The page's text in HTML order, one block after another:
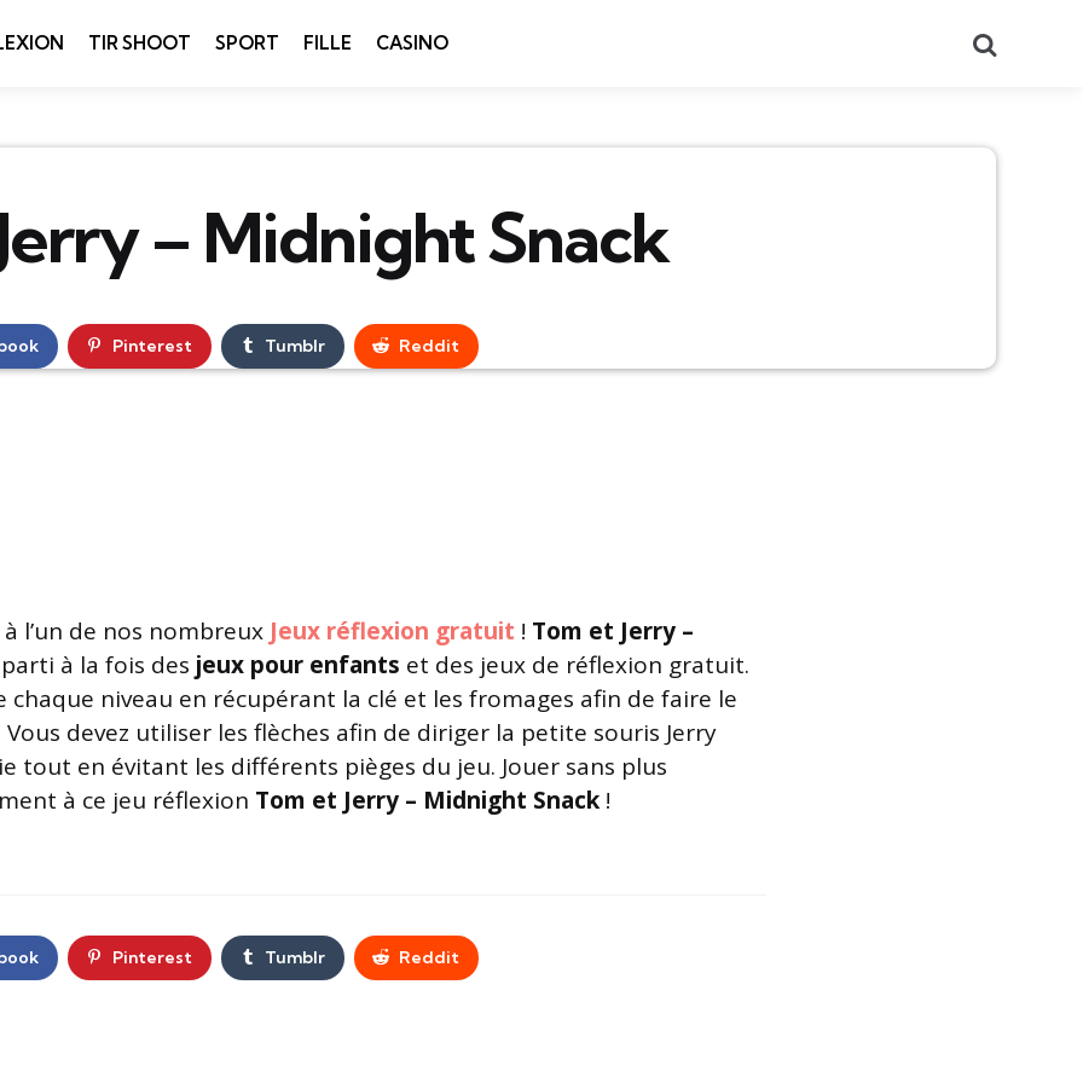
TIR SHOOT SPORT FILLE CASINO
– Midnight Snack
Pinterest Tumblr Reddit
à l’un de nos nombreux Jeux réflexion gratuit ! Tom et Jerry –
à la fois des jeux pour enfants et des jeux de réflexion gratuit.
chaque niveau en récupérant la clé et les fromages afin de faire le
devez utiliser les flèches afin de diriger la petite souris Jerry
tout en évitant les différents pièges du jeu. Jouer sans plus
à ce jeu réflexion Tom et Jerry – Midnight Snack !
Pinterest Tumblr Reddit